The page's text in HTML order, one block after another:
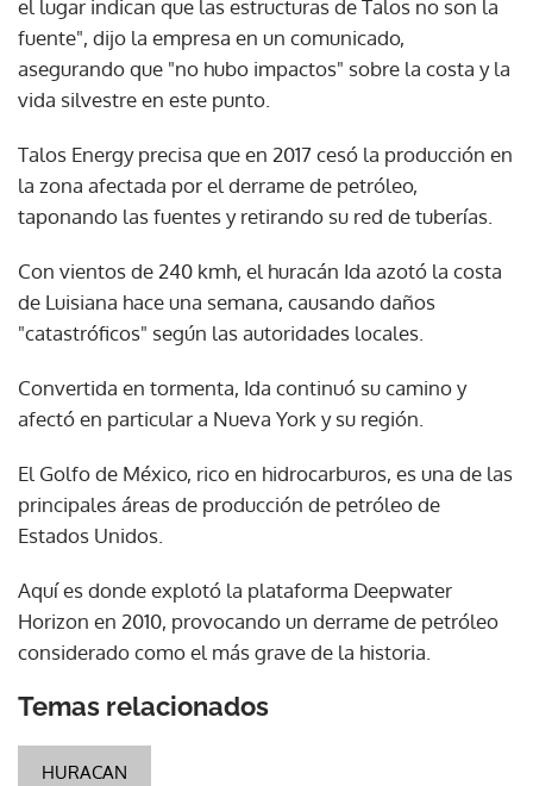
el lugar indican que las estructuras de Talos no son la
fuente", dijo la empresa en un comunicado,
asegurando que "no hubo impactos" sobre la costa y la
vida silvestre en este punto.
Talos Energy precisa que en 2017 cesó la producción en
la zona afectada por el derrame de petróleo,
taponando las fuentes y retirando su red de tuberías.
Con vientos de 240 kmh, el huracán Ida azotó la costa
de Luisiana hace una semana, causando daños
"catastróficos" según las autoridades locales.
Convertida en tormenta, Ida continuó su camino y
afectó en particular a Nueva York y su región.
El Golfo de México, rico en hidrocarburos, es una de las
principales áreas de producción de petróleo de
Estados Unidos.
Aquí es donde explotó la plataforma Deepwater
Horizon en 2010, provocando un derrame de petróleo
considerado como el más grave de la historia.
Temas relacionados
HURACAN